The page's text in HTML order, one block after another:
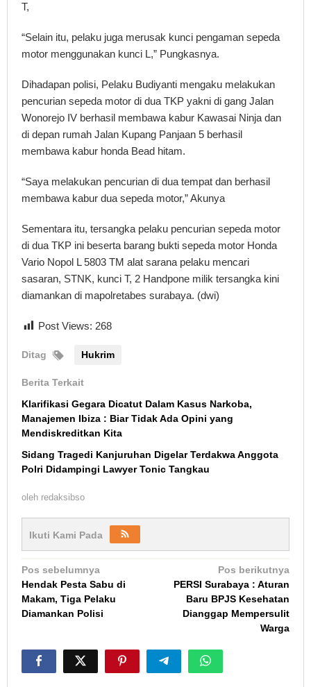
T,
“Selain itu, pelaku juga merusak kunci pengaman sepeda
motor menggunakan kunci L,” Pungkasnya.
Dihadapan polisi, Pelaku Budiyanti mengaku melakukan
pencurian sepeda motor di dua TKP yakni di gang Jalan
Wonorejo IV berhasil membawa kabur Kawasai Ninja dan
di depan rumah Jalan Kupang Panjaan 5 berhasil
membawa kabur honda Bead hitam.
“Saya melakukan pencurian di dua tempat dan berhasil
membawa kabur dua sepeda motor,” Akunya
Sementara itu, tersangka pelaku pencurian sepeda motor
di dua TKP ini beserta barang bukti sepeda motor Honda
Vario Nopol L 5803 TM alat sarana pelaku mencari
sasaran, STNK, kunci T, 2 Handpone milik tersangka kini
diamankan di mapolretabes surabaya. (dwi)
Post Views: 268
Ditag Hukrim
Berita Terkait
Klarifikasi Gegara Dicatut Dalam Kasus Narkoba,
Manajemen Ibiza : Biar Tidak Ada Opini yang
Mendiskreditkan Kita
Sidang Tragedi Kanjuruhan Digelar Terdakwa Anggota
Polri Didampingi Lawyer Tonic Tangkau
oleh redaksibso
Ikuti Kami Pada
Navigasi
pos
Pos sebelumnya
Hendak Pesta Sabu di
Makam, Tiga Pelaku
Diamankan Polisi
Pos berikutnya
PERSI Surabaya : Aturan
Baru BPJS Kesehatan
Dianggap Mempersulit
Warga